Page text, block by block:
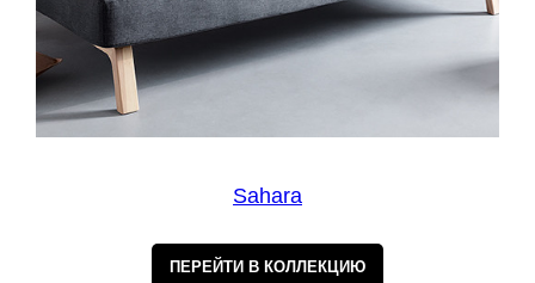
Sahara
ПЕРЕЙТИ В КОЛЛЕКЦИЮ